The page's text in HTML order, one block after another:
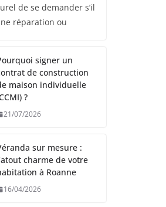
de se demander s’il
réparation ou
signer un
de construction
maison individuelle
?
21/07/2026
sur mesure :
charme de votre
à Roanne
16/04/2026